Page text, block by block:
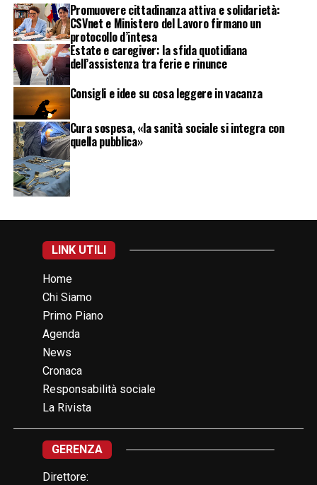
Promuovere cittadinanza attiva e solidarietà:
CSVnet e Ministero del Lavoro firmano un
protocollo d’intesa
Estate e caregiver: la sfida quotidiana
dell’assistenza tra ferie e rinunce
Consigli e idee su cosa leggere in vacanza
Cura sospesa, «la sanità sociale si integra con
quella pubblica»
LINK UTILI
Home
Chi Siamo
Primo Piano
Agenda
News
Cronaca
Responsabilità sociale
La Rivista
GERENZA
Direttore: